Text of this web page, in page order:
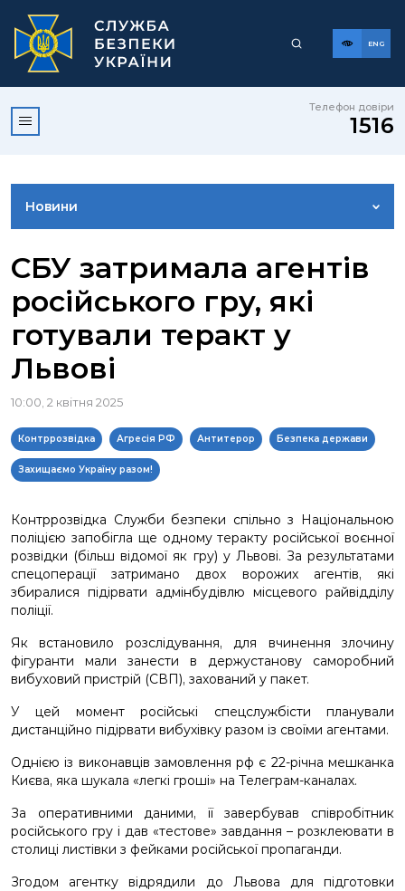
ENG
Телефон довіри
1516
Новини
ВІДЕОГАЛЕРЕЯ
КОНТАКТИ ПРЕСЦЕНТРУ
СБУ затримала агентів
російського гру, які
готували теракт у
Львові
10:00, 2 квітня 2025
Контррозвідка Агресія РФ Антитерор Безпека держави
Захищаємо Україну разом!
Контррозвідка Служби безпеки спільно з Національною
поліцією запобігла ще одному теракту російської воєнної
розвідки (більш відомої як гру) у Львові. За результатами
спецоперації затримано двох ворожих агентів, які
збиралися підірвати адмінбудівлю місцевого райвідділу
поліції.
Як встановило розслідування, для вчинення злочину
фігуранти мали занести в держустанову саморобний
вибуховий пристрій (СВП), захований у пакет.
У цей момент російські спецслужбісти планували
дистанційно підірвати вибухівку разом із своїми агентами.
Однією із виконавців замовлення рф є 22-річна мешканка
Києва, яка шукала «легкі гроші» на Телеграм-каналах.
За оперативними даними, її завербував співробітник
російського гру і дав «тестове» завдання – розклеювати в
столиці листівки з фейками російської пропаганди.
Згодом агентку відрядили до Львова для підготовки